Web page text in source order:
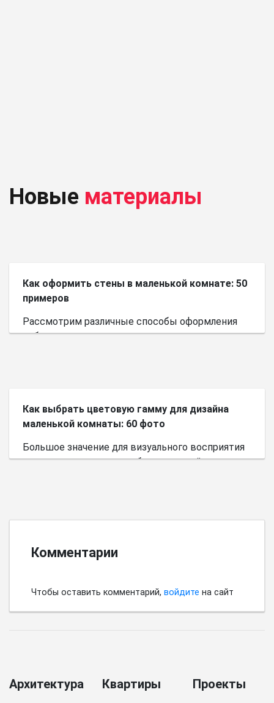
Новые материалы
Как оформить стены в маленькой комнате: 50
примеров
Рассмотрим различные способы оформления
небольшого пространства.
Как выбрать цветовую гамму для дизайна
маленькой комнаты: 60 фото
Большое значение для визуального восприятия
пространства имеет выбор цветовой палитры.
Комментарии
Чтобы оставить комментарий, войдите на сайт
Архитектура Квартиры Проекты